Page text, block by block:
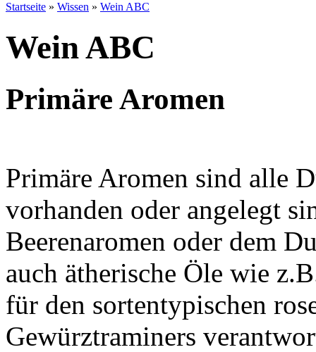
Startseite » Wissen » Wein ABC
Wein ABC
Primäre Aromen
Primäre Aromen sind alle
vorhanden oder angelegt
Beerenaromen oder dem
auch ätherische Öle wie
für den sortentypischen
Gewürztraminers